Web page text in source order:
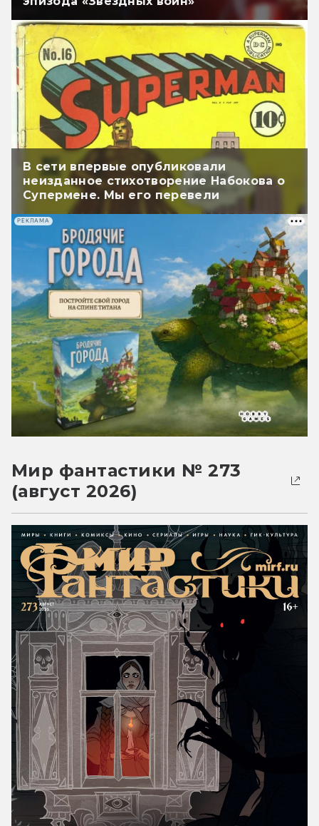
В сети впервые опубликовали
неизданное стихотворение Набокова о
Супермене. Мы его перевели
РЕКЛАМА
Мир фантастики № 273
(август 2026)